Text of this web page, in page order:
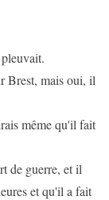
Brest, mais oui, il
même qu'il fait
de guerre, et il
et qu'il a fait